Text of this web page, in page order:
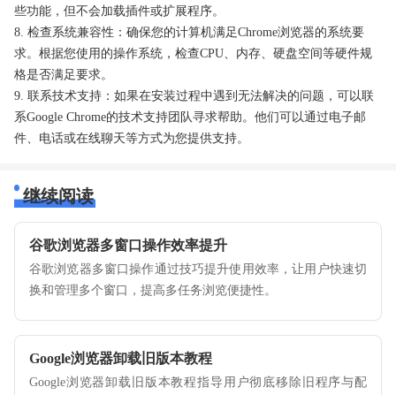
些功能，但不会加载插件或扩展程序。
8. 检查系统兼容性：确保您的计算机满足Chrome浏览器的系统要
求。根据您使用的操作系统，检查CPU、内存、硬盘空间等硬件规
格是否满足要求。
9. 联系技术支持：如果在安装过程中遇到无法解决的问题，可以联
系Google Chrome的技术支持团队寻求帮助。他们可以通过电子邮
件、电话或在线聊天等方式为您提供支持。
继续阅读
谷歌浏览器多窗口操作效率提升
谷歌浏览器多窗口操作通过技巧提升使用效率，让用户快速切
换和管理多个窗口，提高多任务浏览便捷性。
Google浏览器卸载旧版本教程
Google浏览器卸载旧版本教程指导用户彻底移除旧程序与配